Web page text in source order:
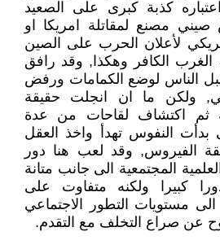
كذبة كبرى على الصعيد
صيني مصنع لمقاتلة امريكا او
لأعلان الحرب على الصين
الغرب الكافر وهكذا, وقد رافق
الناس لوضع الكمامات ورفض
ولكن ما ان انجلت حقيقة
ثم اكتشاف لقاحات من عدة
النفوس تهدأ واخذ العقل
الفيروس, وقد لعب هنا دور
المجتمعية الى جانب متانة
كبيرا ولكنه متفاوت على
الى مستويات التطور الاجتماعي
عن صراع التخلف مع التقدم.